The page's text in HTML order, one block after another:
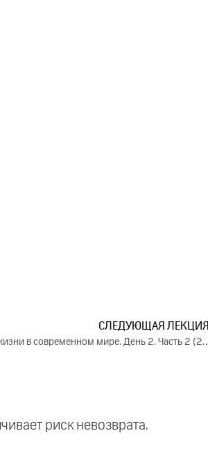
СЛЕДУЮЩАЯ ЛЕКЦИЯ
Баланс материальной и духовной жизни в современном мире. День 2. Часть 2 (2024)
риск невозврата.